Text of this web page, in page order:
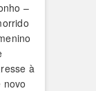
–
à